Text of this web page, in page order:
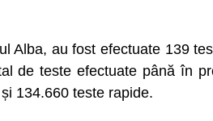
Alba, au fost efectuate 139
de teste efectuate până în
134.660 teste rapide.